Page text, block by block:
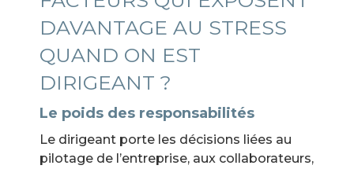
DAVANTAGE AU STRESS
QUAND ON EST
DIRIGEANT ?
Le poids des responsabilités
Le dirigeant porte les décisions liées au
pilotage de l’entreprise, aux collaborateurs,